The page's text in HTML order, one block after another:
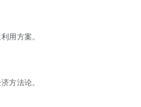
用方案。
方法论。